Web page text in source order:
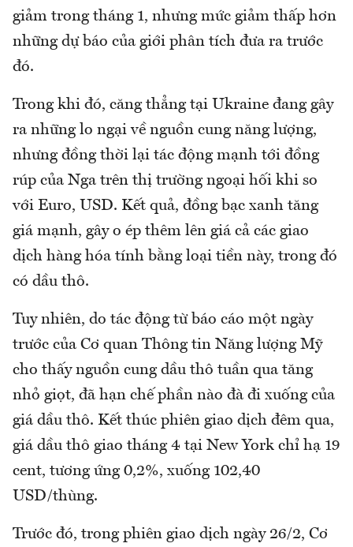
giảm trong tháng 1, nhưng mức giảm thấp hơn
những dự báo của giới phân tích đưa ra trước
đó.
Trong khi đó, căng thẳng tại Ukraine đang gây
ra những lo ngại về nguồn cung năng lượng,
nhưng đồng thời lại tác động mạnh tới đồng
rúp của Nga trên thị trường ngoại hối khi so
với Euro, USD. Kết quả, đồng bạc xanh tăng
giá mạnh, gây o ép thêm lên giá cả các giao
dịch hàng hóa tính bằng loại tiền này, trong đó
có dầu thô.
Tuy nhiên, do tác động từ báo cáo một ngày
trước của Cơ quan Thông tin Năng lượng Mỹ
cho thấy nguồn cung dầu thô tuần qua tăng
nhỏ giọt, đã hạn chế phần nào đà đi xuống của
giá dầu thô. Kết thúc phiên giao dịch đêm qua,
giá dầu thô giao tháng 4 tại New York chỉ hạ 19
cent, tương ứng 0,2%, xuống 102,40
USD/thùng.
Trước đó, trong phiên giao dịch ngày 26/2, Cơ